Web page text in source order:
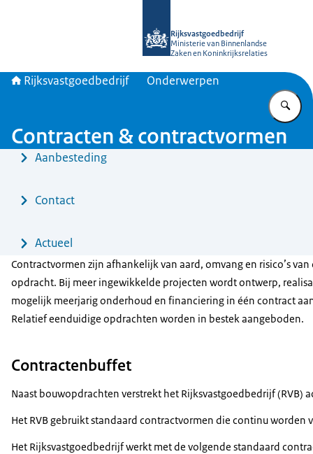
Rijksvastgoedbedrijf
Ministerie van Binnenlandse
Zaken en Koninkrijksrelaties
Rijksvastgoedbedrijf Onderwerpen
Contracten & contractvormen
MenuAanbesteding
Contact
Actueel
Contractvormen zijn afhankelijk van aard, omvang en risico’s van
opdracht. Bij meer ingewikkelde projecten wordt ontwerp,
mogelijk meerjarig onderhoud en financiering in één contract
Relatief eenduidige opdrachten worden in bestek aangeboden.
Contractenbuffet
Naast bouwopdrachten verstrekt het Rijksvastgoedbedrijf
Het RVB gebruikt standaard contractvormen die continu worden
Het Rijksvastgoedbedrijf werkt met de volgende standaard